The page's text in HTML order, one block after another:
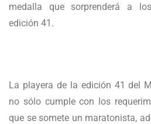
medalla que sorprenderá a
edición 41.
La playera de la edición 41 del
no sólo cumple con los
que se somete un maratonista,